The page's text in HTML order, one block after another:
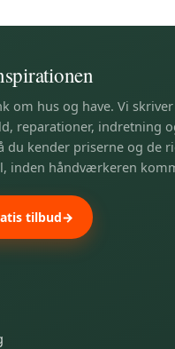
om hus og have. Vi
reparationer, indretning
du kender priserne og de
inden håndværkeren
tilbud